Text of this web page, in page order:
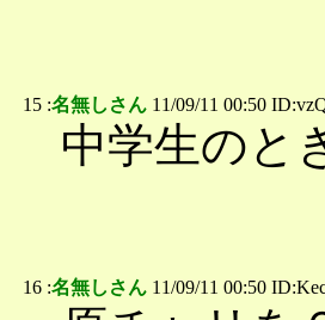
15 :名無しさん 11/09/11 00:50
中学生のと
16 :名無しさん 11/09/11 00:50